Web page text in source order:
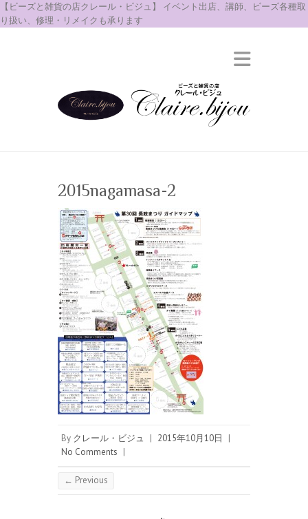
【ビーズと雑貨の店クレール・ビジュ】 イベント出店、講師、ビーズ各種取
り扱い、修理・リメイクも承ります
2015nagamasa-2
By クレール・ビジュ | 2015年10月10日
|
No Comments |
← Previous